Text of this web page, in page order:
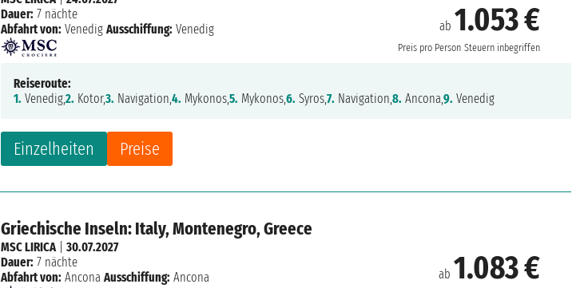
ab 1.053 €
Preis pro Person Steuern inbegriffen
Einzelheiten Preise
Dauer: 7 nächte
Abfahrt von: Venedig Ausschiffung: Venedig
Reiseroute:
1. Venedig,2. Kotor,3. Navigation,4. Mykonos,5. Mykonos,6. Syros,7. Navigation,8. Ancona,9. Venedig
Griechische Inseln: Italy, Montenegro, Greece
ab 1.083 €
MSC LIRICA|30.07.2027
Dauer: 7 nächte
Abfahrt von: Ancona Ausschiffung: Ancona